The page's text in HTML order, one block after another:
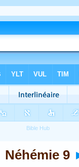
Néhémie 9